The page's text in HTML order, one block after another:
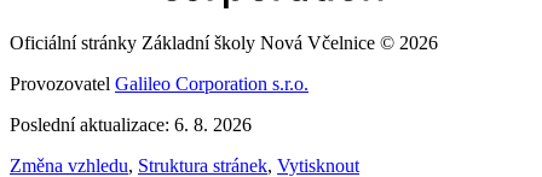
Oficiální stránky Základní školy Nová Včelnice © 2026
Provozovatel Galileo Corporation s.r.o.
Poslední aktualizace: 6. 8. 2026
Změna vzhledu, Struktura stránek, Vytisknout